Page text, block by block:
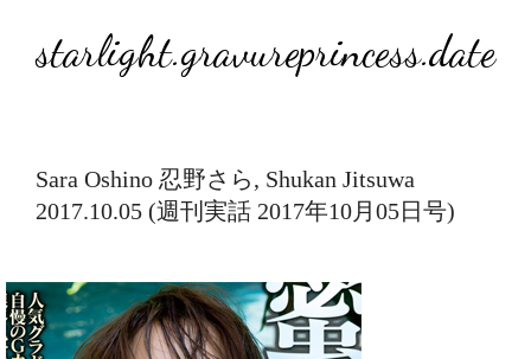
starlight.gravureprincess.date
Sara Oshino 忍野さら, Shukan Jitsuwa
2017.10.05 (週刊実話 2017年10月05日号)